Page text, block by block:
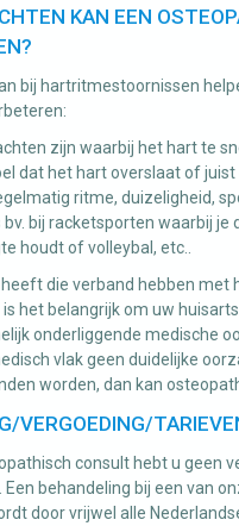
KAN EEN
bij hartritmestoornissen
zijn waarbij het hart te
dat het hart overslaat of
ritme, duizeligheid,
bv. bij racketsporten waarbij je
houdt of volleybal, etc..
die verband hebben met
het belangrijk om uw
onderliggende medische
vlak geen duidelijke
worden, dan kan
VERGOEDING/
consult hebt u geen
Een behandeling bij een van
door vrijwel alle